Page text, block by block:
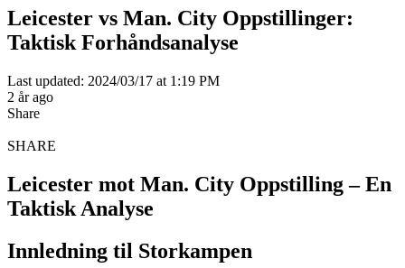
Leicester vs Man. City Oppstillinger:
Taktisk Forhåndsanalyse
Last updated: 2024/03/17 at 1:19 PM
2 år ago
Share
SHARE
Leicester mot Man. City Oppstilling – En
Taktisk Analyse
Innledning til Storkampen